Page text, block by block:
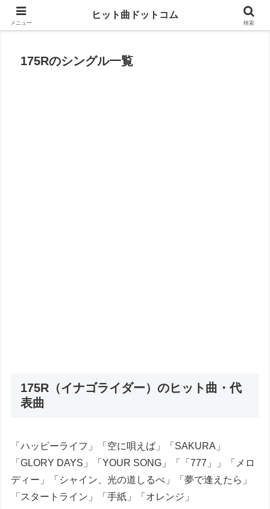
思い出の曲がすぐに見つかる
175Rのシングル一覧
175R（イナゴライダー）のヒット曲・代
表曲
「ハッピーライフ」「空に唄えば」「SAKURA」
「GLORY DAYS」「YOUR SONG」「「777」」「メロ
ディー」「シャイン、光の道しるべ」「夢で逢えたら」
「スタートライン」「手紙」「オレンジ」
メニュー
ヒット曲ドットコム
検索